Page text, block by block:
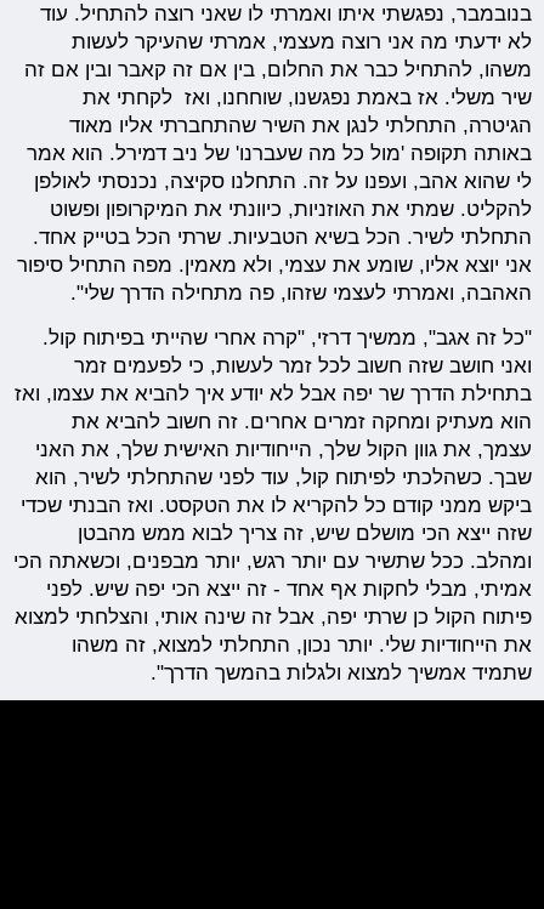
בנובמבר, נפגשתי איתו ואמרתי לו שאני רוצה להתחיל. עוד
לא ידעתי מה אני רוצה מעצמי, אמרתי שהעיקר לעשות
משהו, להתחיל כבר את החלום, בין אם זה קאבר ובין אם זה
שיר משלי. אז באמת נפגשנו, שוחחנו, ואז לקחתי את
הגיטרה, התחלתי לנגן את השיר שהתחברתי אליו מאוד
באותה תקופה 'מול כל מה שעברנו' של ניב דמירל. הוא אמר
לי שהוא אהב, ועפנו על זה. התחלנו סקיצה, נכנסתי לאולפן
להקליט. שמתי את האוזניות, כיוונתי את המיקרופון ופשוט
התחלתי לשיר. הכל בשיא הטבעיות. שרתי הכל בטייק אחד.
אני יוצא אליו, שומע את עצמי, ולא מאמין. מפה התחיל סיפור
האהבה, ואמרתי לעצמי שזהו, פה מתחילה הדרך שלי".
"כל זה אגב", ממשיך דרזי, "קרה אחרי שהייתי בפיתוח קול.
ואני חושב שזה חשוב לכל זמר לעשות, כי לפעמים זמר
בתחילת הדרך שר יפה אבל לא יודע איך להביא את עצמו, ואז
הוא מעתיק ומחקה זמרים אחרים. זה חשוב להביא את
עצמך, את גוון הקול שלך, הייחודיות האישית שלך, את האני
שבך. כשהלכתי לפיתוח קול, עוד לפני שהתחלתי לשיר, הוא
ביקש ממני קודם כל להקריא לו את הטקסט. ואז הבנתי שכדי
שזה ייצא הכי מושלם שיש, זה צריך לבוא ממש מהבטן
ומהלב. ככל שתשיר עם יותר רגש, יותר מבפנים, וכשאתה הכי
אמיתי, מבלי לחקות אף אחד - זה ייצא הכי יפה שיש. לפני
פיתוח הקול כן שרתי יפה, אבל זה שינה אותי, והצלחתי למצוא
את הייחודיות שלי. יותר נכון, התחלתי למצוא, זה משהו
שתמיד אמשיך למצוא ולגלות בהמשך הדרך".